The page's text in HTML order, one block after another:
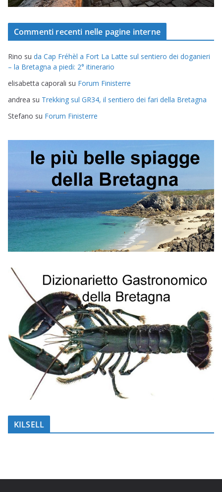
Commenti recenti nelle pagine interne
Rino su da Cap Fréhèl a Fort La Latte sul sentiero dei doganieri
– la Bretagna a piedi: 2° itinerario
elisabetta caporali su Forum Finisterre
andrea su Trekking sul GR34, il sentiero dei fari della Bretagna
Stefano su Forum Finisterre
KILSELL